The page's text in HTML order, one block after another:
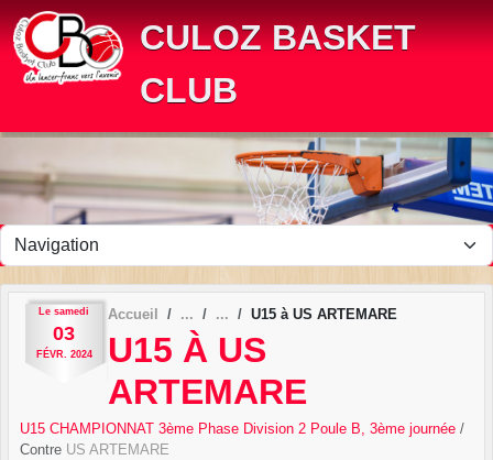
CULOZ BASKET
CLUB
Le samedi
03
FÉVR. 2024
Accueil U15 à US ARTEMARE
U15 À US
ARTEMARE
U15 CHAMPIONNAT 3ème Phase Division 2 Poule B, 3ème journée /
Contre US ARTEMARE
Panneau de gestion des cookies